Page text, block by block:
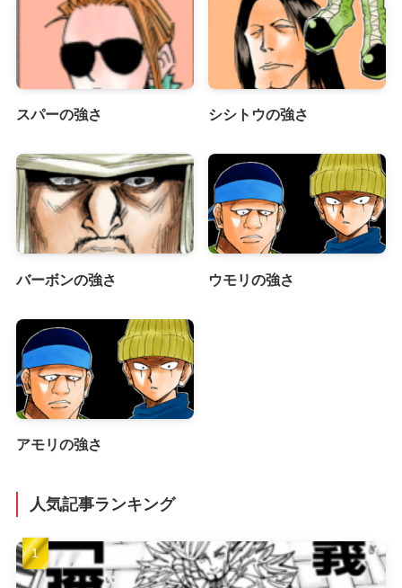
スパーの強さ シシトウの強さ
バーボンの強さ ウモリの強さ
アモリの強さ
人気記事ランキング